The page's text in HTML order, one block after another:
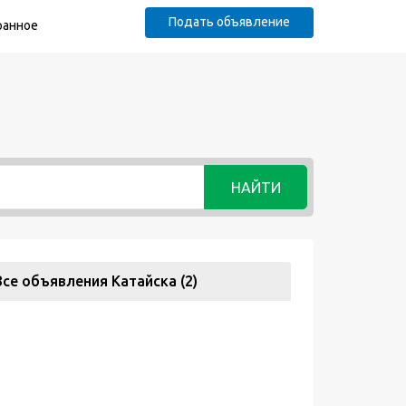
Подать объявление
НАЙТИ
объявления Катайска (2)